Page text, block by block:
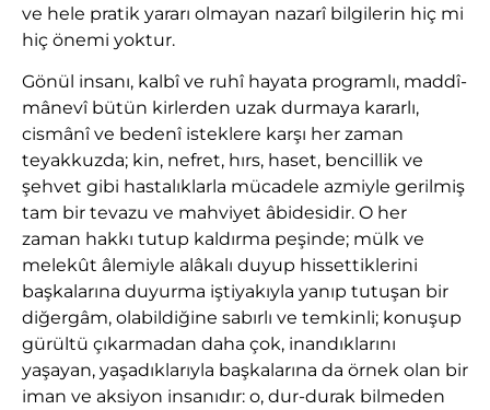
ve hele pratik yararı olmayan nazarî bilgilerin hiç mi
hiç önemi yoktur.
Gönül insanı, kalbî ve ruhî hayata programlı, maddî-
mânevî bütün kirlerden uzak durmaya kararlı,
cismânî ve bedenî isteklere karşı her zaman
teyakkuzda; kin, nefret, hırs, haset, bencillik ve
şehvet gibi hastalıklarla mücadele azmiyle gerilmiş
tam bir tevazu ve mahviyet âbidesidir. O her
zaman hakkı tutup kaldırma peşinde; mülk ve
melekût âlemiyle alâkalı duyup hissettiklerini
başkalarına duyurma iştiyakıyla yanıp tutuşan bir
diğergâm, olabildiğine sabırlı ve temkinli; konuşup
gürültü çıkarmadan daha çok, inandıklarını
yaşayan, yaşadıklarıyla başkalarına da örnek olan bir
iman ve aksiyon insanıdır: o, dur-durak bilmeden